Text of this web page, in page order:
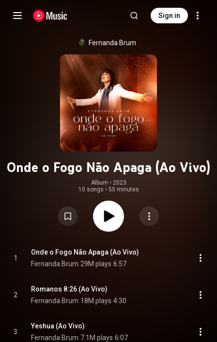
Sign in
Fernanda Brum
Onde o Fogo Não Apaga (Ao Vivo)
Album • 2023
10 songs • 55 minutes
1
Onde o Fogo Não Apaga (Ao Vivo)
Fernanda Brum 29M plays 6:57
2
Romanos 8:26 (Ao Vivo)
Fernanda Brum 18M plays 4:30
3
Yeshua (Ao Vivo)
Fernanda Brum 7.1M plays 6:07